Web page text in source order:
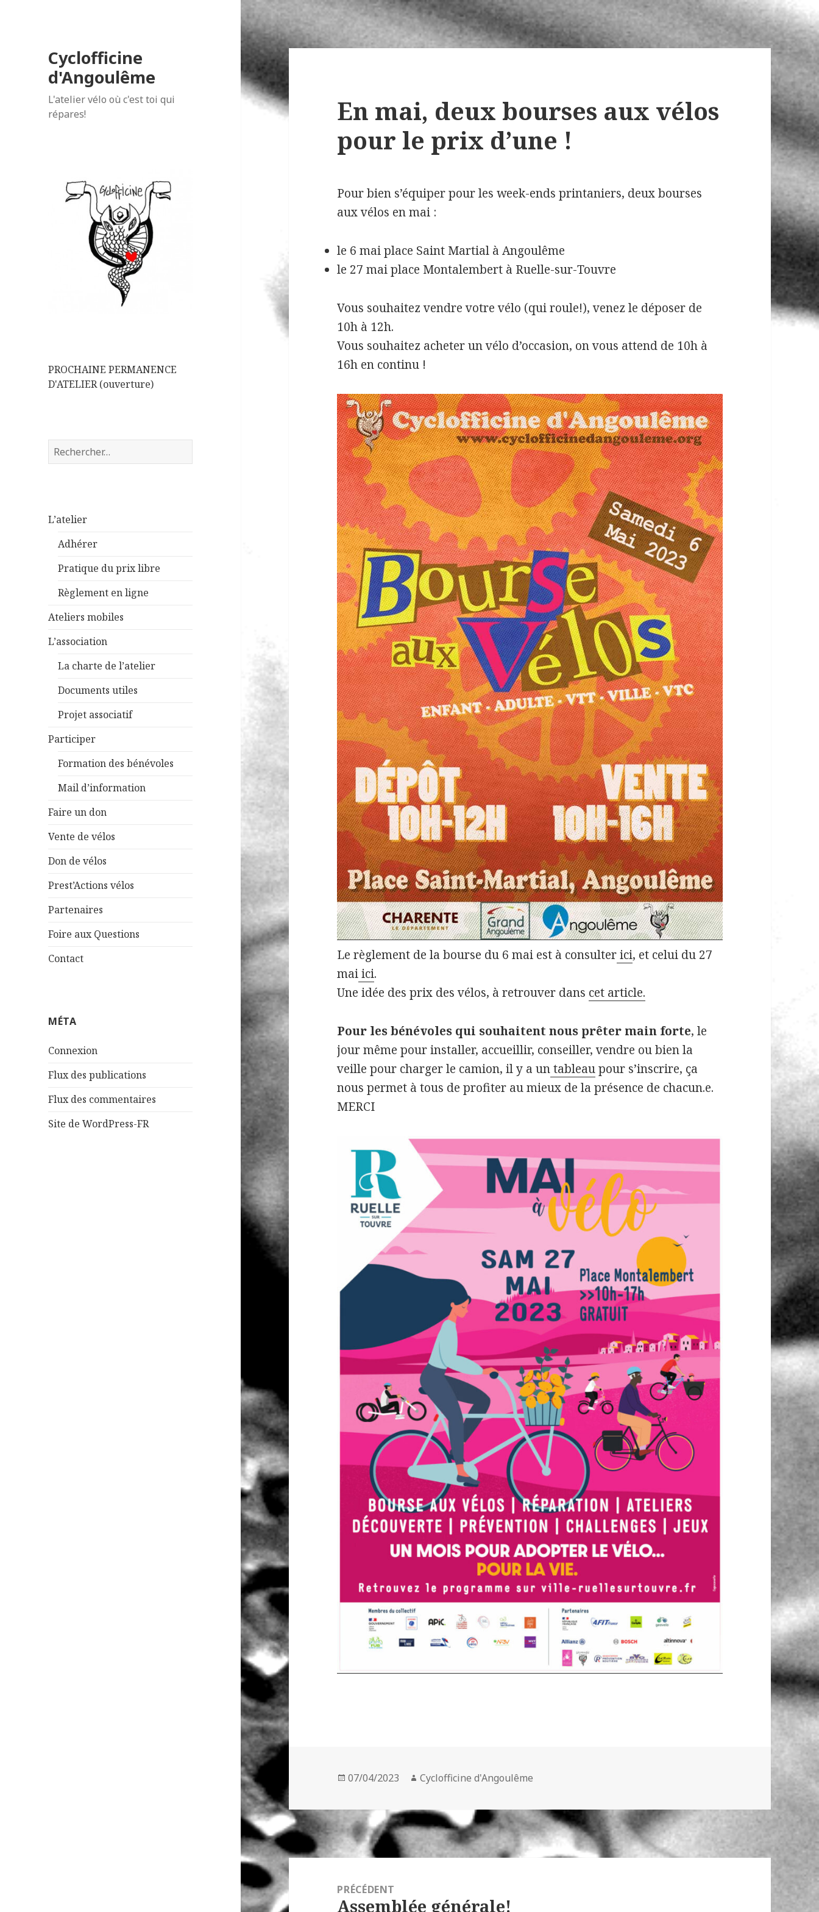
Cyclofficine
d'Angoulême
L'atelier vélo où c'est toi qui
répares!
PROCHAINE PERMANENCE
D'ATELIER (ouverture)
Rechercher :
L’atelier
Adhérer
Pratique du prix libre
Règlement en ligne
Ateliers mobiles
L’association
La charte de l’atelier
Documents utiles
Projet associatif
Participer
Formation des bénévoles
Mail d’information
Faire un don
Vente de vélos
Don de vélos
Prest’Actions vélos
Partenaires
Foire aux Questions
Contact
MÉTA
Connexion
Flux des publications
Flux des commentaires
Site de WordPress-FR
En mai, deux bourses aux vélos
pour le prix d’une !
Pour bien s’équiper pour les week-ends printaniers, deux bourses
aux vélos en mai :
le 6 mai place Saint Martial à Angoulême
le 27 mai place Montalembert à Ruelle-sur-Touvre
Vous souhaitez vendre votre vélo (qui roule!), venez le déposer de
10h à 12h.
Vous souhaitez acheter un vélo d’occasion, on vous attend de 10h à
16h en continu !
Le règlement de la bourse du 6 mai est à consulterici, et celui du 27
maiici.
Une idée des prix des vélos, à retrouver dans cet article.
Pour les bénévoles qui souhaitent nous prêter main forte, le
jour même pour installer, accueillir, conseiller, vendre ou bien la
veille pour charger le camion, il y a untableaupour s’inscrire, ça
nous permet à tous de profiter au mieux de la présence de chacun.e.
MERCI
Publié
07/04/2023 Auteur
Cyclofficine d'Angoulême
Navigation
l’article
PRÉCÉDENT
Article
Assemblée générale!